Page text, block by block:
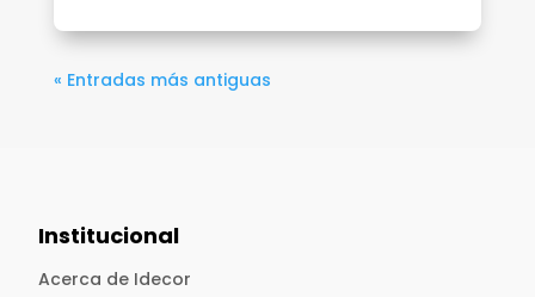
« Entradas más antiguas
Institucional
Acerca de Idecor